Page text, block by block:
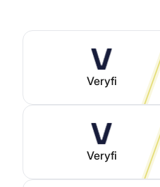
Veryfi
Veryfi